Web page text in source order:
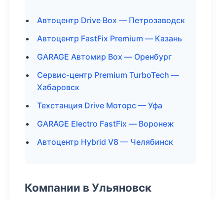
Автоцентр Drive Box — Петрозаводск
Автоцентр FastFix Premium — Казань
GARAGE Автомир Box — Оренбург
Сервис-центр Premium TurboTech —
Хабаровск
Техстанция Drive Моторс — Уфа
GARAGE Electro FastFix — Воронеж
Автоцентр Hybrid V8 — Челябинск
Компании в Ульяновск